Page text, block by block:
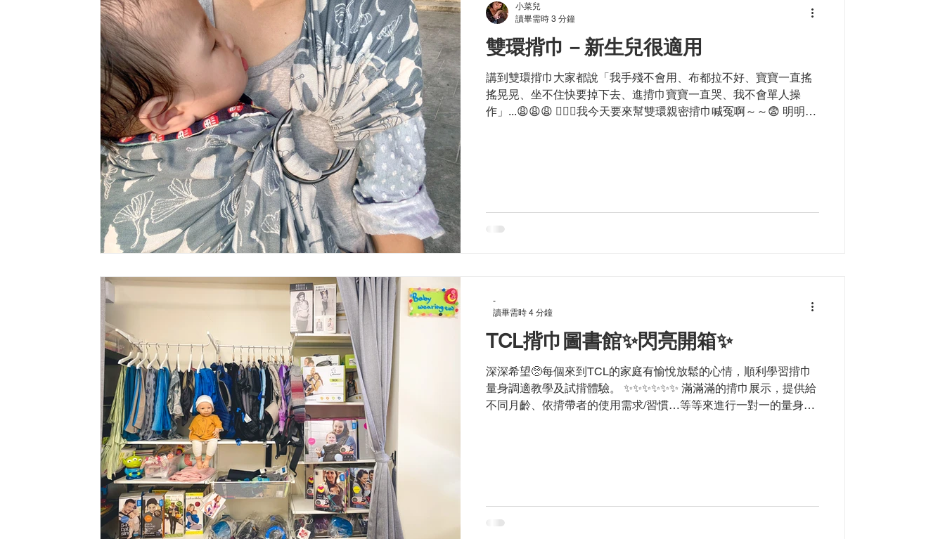
雙環揹巾－新生兒很適用
講到雙環揹巾大家都說「我手殘不會用、布都拉不好、寶寶一直搖
搖晃晃、坐不住快要掉下去、進揹巾寶寶一直哭、我不會單人操
作」...😩😩😩 🙋🏻‍♀️我今天要來幫雙環親密揹巾喊冤啊～～😨 明明超
小菜兒
讀畢需時 3 分鐘
TCL揹巾圖書館✨閃亮開箱✨
深深希望🥺每個來到TCL的家庭有愉悅放鬆的心情，順利學習揹巾
量身調適教學及試揹體驗。 ✨✨✨✨✨✨ 滿滿滿的揹巾展示，提供給
不同月齡、依揹帶者的使用需求/習慣…等等來進行一對一的量身調
-
讀畢需時 4 分鐘